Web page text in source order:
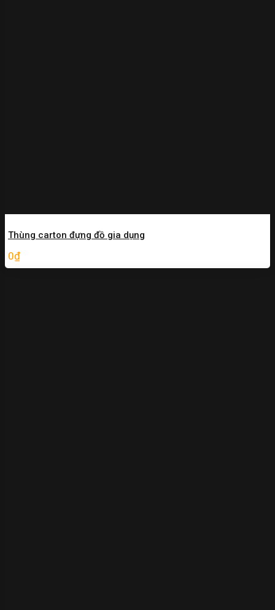
Thùng carton đựng đồ gia dụng
0₫